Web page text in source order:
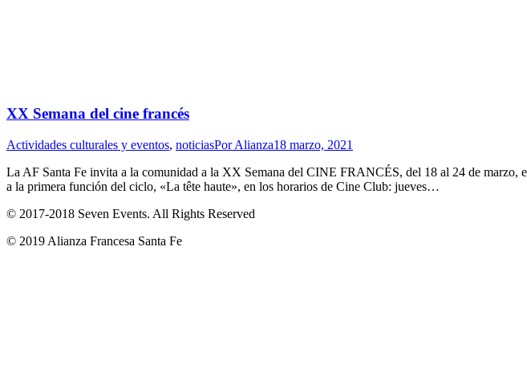
XX Semana del cine francés
Actividades culturales y eventos, noticiasPorAlianza18 marzo, 2021
La AF Santa Fe invita a la comunidad a la XX Semana del CINE FRANCÉS, del 18 al 24 de
a la primera función del ciclo, «La tête haute», en los horarios de Cine Club: jueves…
© 2017-2018 Seven Events. All Rights Reserved
© 2019 Alianza Francesa Santa Fe